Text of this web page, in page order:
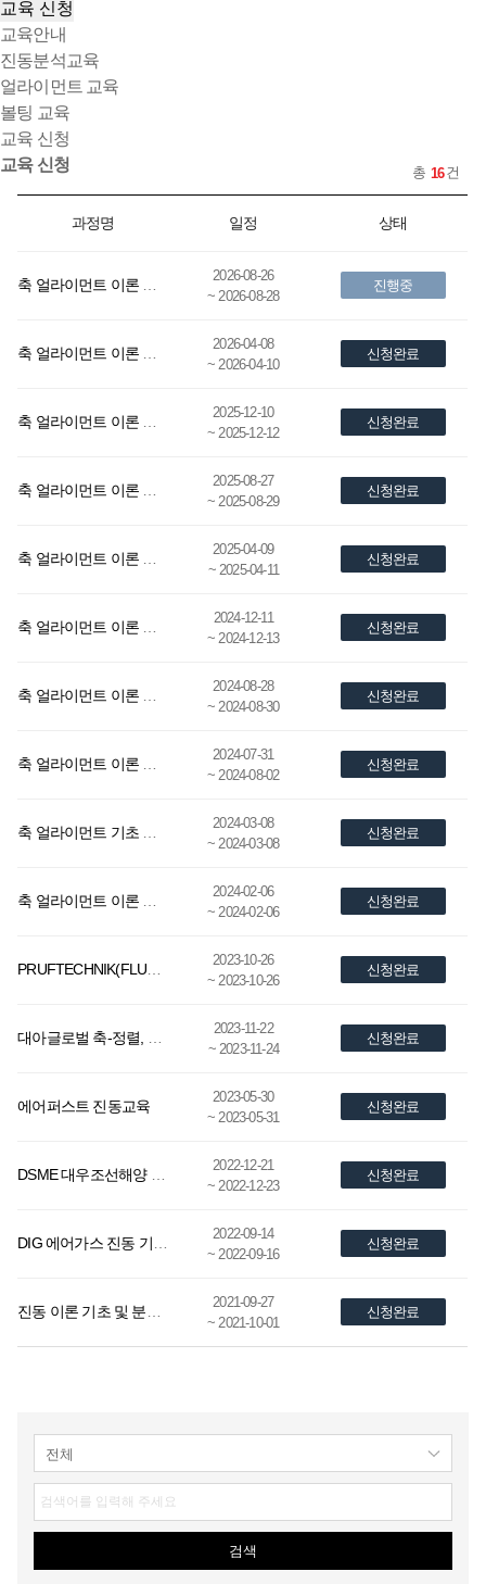
교육 신청
교육안내
진동분석교육
얼라이먼트 교육
볼팅 교육
교육 신청
교육 신청
총 16건
과정명 일정 상태
2026-08-26
~ 2026-08-28
진행중
2026-04-08
~ 2026-04-10
신청완료
2025-12-10
~ 2025-12-12
신청완료
2025-08-27
~ 2025-08-29
신청완료
2025-04-09
~ 2025-04-11
신청완료
2024-12-11
~ 2024-12-13
신청완료
2024-08-28
~ 2024-08-30
신청완료
2024-07-31
~ 2024-08-02
신청완료
2024-03-08
~ 2024-03-08
신청완료
2024-02-06
~ 2024-02-06
신청완료
2023-10-26
~ 2023-10-26
신청완료
2023-11-22
~ 2023-11-24
신청완료
에어퍼스트 진동교육
2023-05-30
~ 2023-05-31
신청완료
2022-12-21
~ 2022-12-23
신청완료
2022-09-14
~ 2022-09-16
신청완료
2021-09-27
~ 2021-10-01
신청완료